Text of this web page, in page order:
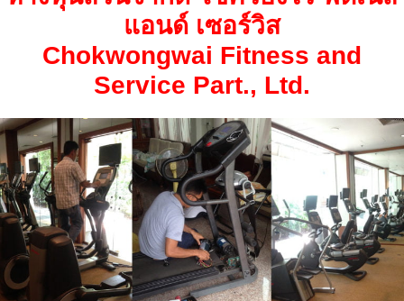
แอนด์ เซอร์วิส
Chokwongwai Fitness and
Service Part., Ltd.